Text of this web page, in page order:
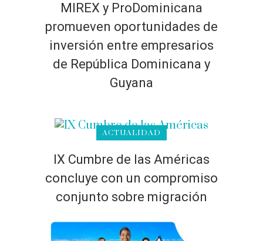
MIREX y ProDominicana
promueven oportunidades de
inversión entre empresarios
de República Dominicana y
Guyana
ACTUALIDAD
IX Cumbre de las Américas
concluye con un compromiso
conjunto sobre migración